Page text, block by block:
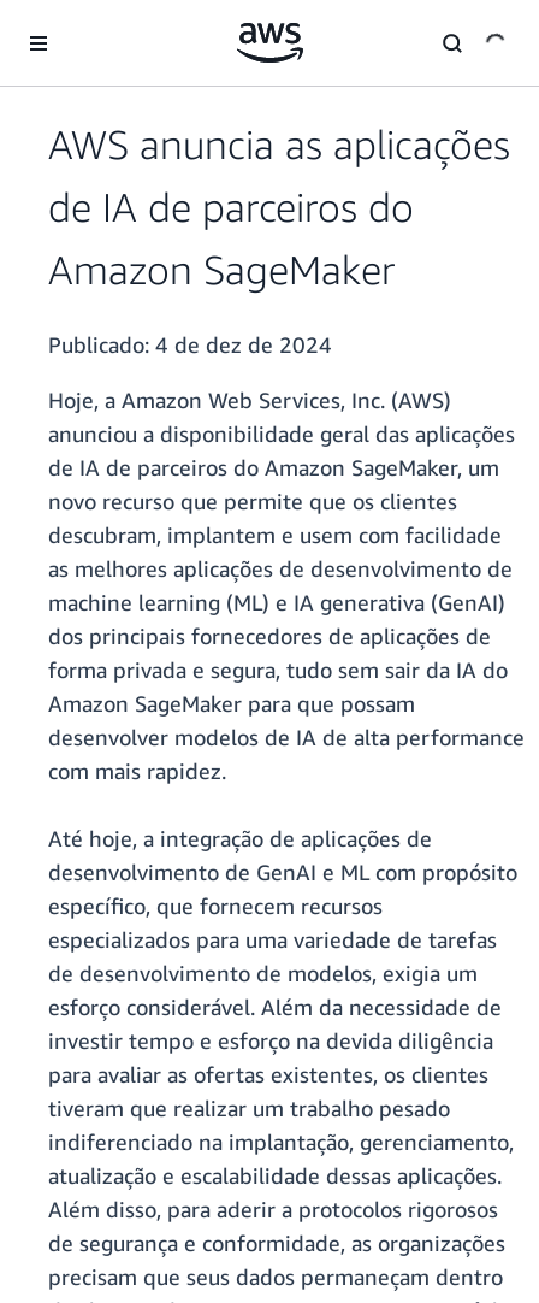
Pular para o conteúdo principal
AWS anuncia as aplicações
de IA de parceiros do
Amazon SageMaker
Publicado: 4 de dez de 2024
Hoje, a Amazon Web Services, Inc. (AWS)
anunciou a disponibilidade geral das aplicações
de IA de parceiros do Amazon SageMaker, um
novo recurso que permite que os clientes
descubram, implantem e usem com facilidade
as melhores aplicações de desenvolvimento de
machine learning (ML) e IA generativa (GenAI)
dos principais fornecedores de aplicações de
forma privada e segura, tudo sem sair da IA do
Amazon SageMaker para que possam
desenvolver modelos de IA de alta performance
com mais rapidez.
Até hoje, a integração de aplicações de
desenvolvimento de GenAI e ML com propósito
específico, que fornecem recursos
especializados para uma variedade de tarefas
de desenvolvimento de modelos, exigia um
esforço considerável. Além da necessidade de
investir tempo e esforço na devida diligência
para avaliar as ofertas existentes, os clientes
tiveram que realizar um trabalho pesado
indiferenciado na implantação, gerenciamento,
atualização e escalabilidade dessas aplicações.
Além disso, para aderir a protocolos rigorosos
de segurança e conformidade, as organizações
precisam que seus dados permaneçam dentro